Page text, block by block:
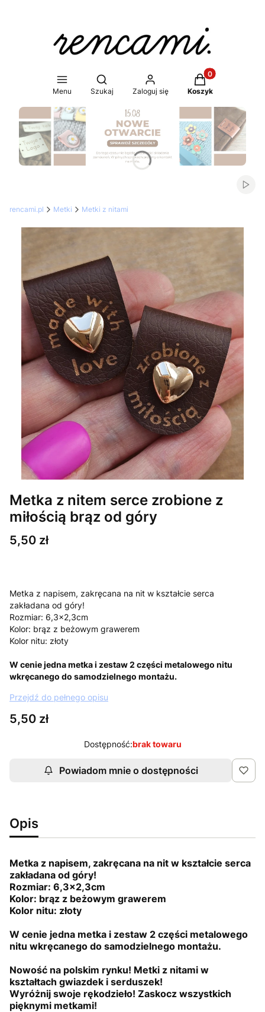
Menu
Otwórz wyszukiwarkę
Szukaj Zaloguj się
Produkty w
Koszyk
Naciśnij Enter lub spację, aby otworzyć stronę.
rencami.pl Metki Metki z nitami
Metka z nitem serce zrobione z
miłością brąz od góry
Cena
5,50 zł
Metka z napisem, zakręcana na nit w kształcie serca
zakładana od góry!
Rozmiar: 6,3x2,3cm
Kolor: brąz z beżowym grawerem
Kolor nitu: złoty
W cenie jedna metka i zestaw 2 części metalowego nitu
wkręcanego do samodzielnego montażu.
Przejdź do pełnego opisu
Cena
5,50 zł
Dostępność:brak towaru
Powiadom mnie o dostępności
Opis
Metka z napisem, zakręcana na nit w kształcie serca
zakładana od góry!
Rozmiar: 6,3x2,3cm
Kolor: brąz z beżowym grawerem
Kolor nitu: złoty
W cenie jedna metka i zestaw 2 części metalowego
nitu wkręcanego do samodzielnego montażu.
Nowość na polskim rynku! Metki z nitami w
kształtach gwiazdek i serduszek!
Wyróżnij swoje rękodzieło! Zaskocz wszystkich
pięknymi metkami!